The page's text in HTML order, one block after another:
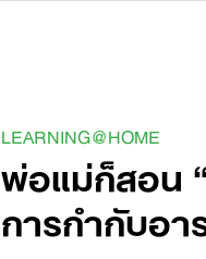
LEARNING@HOME
พ่อแม่ก็สอน
การกำกับอ